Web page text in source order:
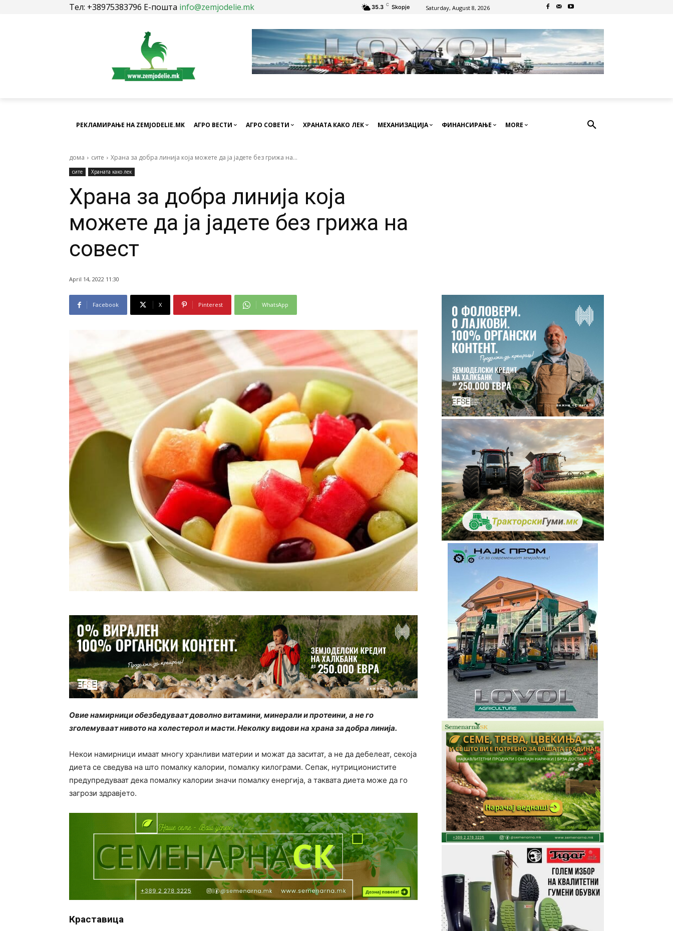
Тел: +38975383796 Е-пошта info@zemjodelie.mk 35.3 C Skopje Saturday, August 8, 2026
РЕКЛАМИРАЊЕ НА ZEMJODELIE.MK АГРО ВЕСТИ АГРО СОВЕТИ ХРАНАТА КАКО ЛЕК МЕХАНИЗАЦИЈА ФИНАНСИРАЊЕ MORE
дома сите Храна за добра линија која можете да ја јадете без грижа на...
сите Храната како лек
Храна за добра линија која
можете да ја јадете без грижа на
совест
April 14, 2022 11:30
Facebook X Pinterest WhatsApp
Овие намирници обезбедуваат доволно витамини, минерали и протеини, а не го
зголемуваат нивото на холестерол и масти. Неколку видови на храна за добра линија.
Некои намирници имаат многу хранливи материи и можат да заситат, а не да дебелеат, секоја
диета се сведува на што помалку калории, помалку килограми. Сепак, нутриционистите
предупредуваат дека помалку калории значи помалку енергија, а таквата диета може да го
загрози здравјето.
Краставица